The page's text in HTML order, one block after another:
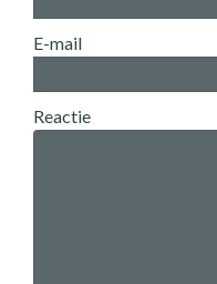
E-mail
Reactie